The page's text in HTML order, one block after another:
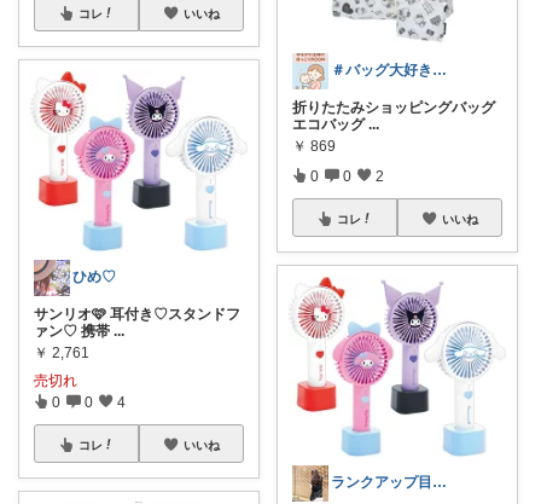
コレ いいね
ひめ♡
サンリオ🩷 耳付き♡スタンドフ
ァン♡ 携帯 ...
￥ 2,761
売切れ
0 0 4
コレ いいね
＃バッグ大好き＃楽天ルームさぶたん
折りたたみショッピングバッグ
エコバッグ...
￥ 869
0 0 2
コレ いいね
ランクアップ目指して今月頑張ります🔥